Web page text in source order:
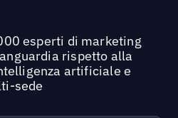
esperti di marketing
rispetto alla
artificiale e
sede